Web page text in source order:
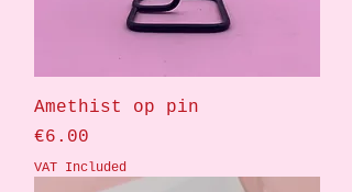
Amethist op pin
Price
€6.00
VAT Included